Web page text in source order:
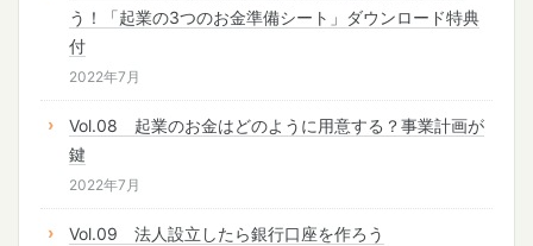
う！「起業の3つのお金準備シート」ダウンロード特典
付
2022年7月
Vol.08 起業のお金はどのように用意する？事業計画が
鍵
2022年7月
Vol.09 法人設立したら銀行口座を作ろう